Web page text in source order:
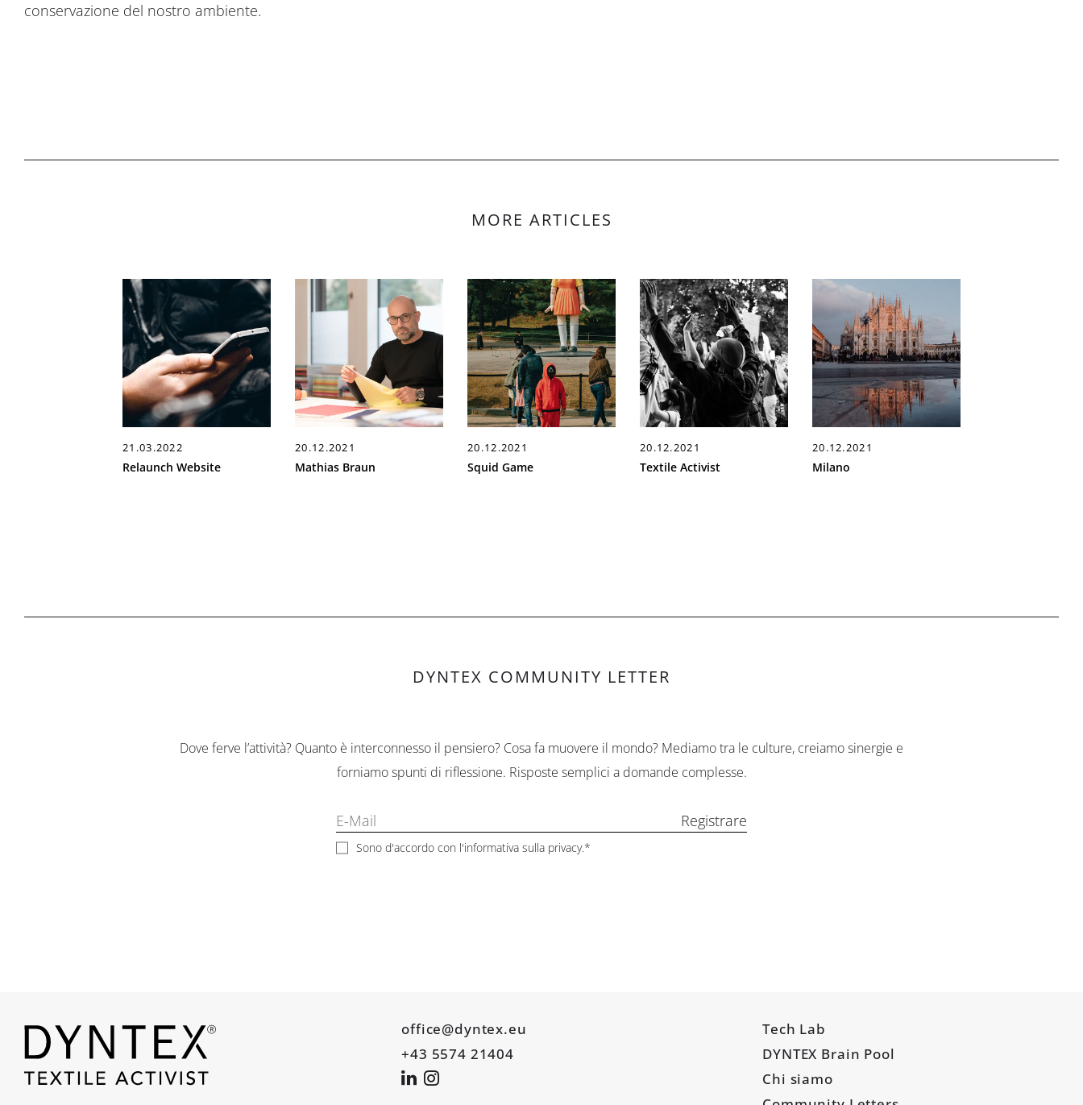
conservazione del nostro ambiente.
MORE ARTICLES
21.03.2022
Relaunch Website
20.12.2021
Mathias Braun
20.12.2021
Squid Game
20.12.2021
Textile Activist
20.12.2021
Milano
DYNTEX COMMUNITY LETTER
Dove ferve l’attività? Quanto è interconnesso il pensiero? Cosa fa muovere il mondo? Mediamo tra le culture, creiamo sinergie e
forniamo spunti di riflessione. Risposte semplici a domande complesse.
Sono d'accordo con l'informativa sulla privacy.*
Registrare
office@dyntex.eu
+43 5574 21404
Tech Lab
DYNTEX Brain Pool
Chi siamo